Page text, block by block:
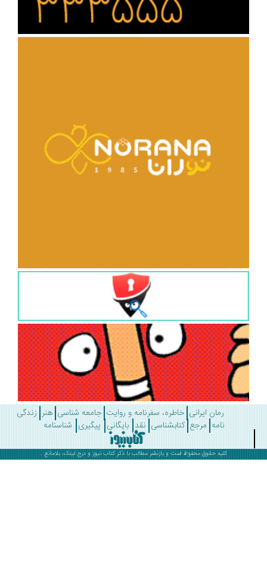
رمان ایرانی خاطره، سفرنامه و روایت جامعه شناسی هنر زندگی
مرجع کتابشناسی نقد بایگانی پیگیری شناسنامه
کلیه حقوق محفوظ است و بازنشر مطالب با ذکرکتاب نیوز و درج لینک، بلامانع .